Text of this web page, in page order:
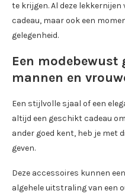
te krijgen. Al deze
cadeau, maar ook een
gelegenheid.
Een modebewust
mannen en
Een stijlvolle sjaal of een
altijd een geschikt cadeau
ander goed kent, heb je met
geven.
Deze accessoires kunnen
algehele uitstraling van een